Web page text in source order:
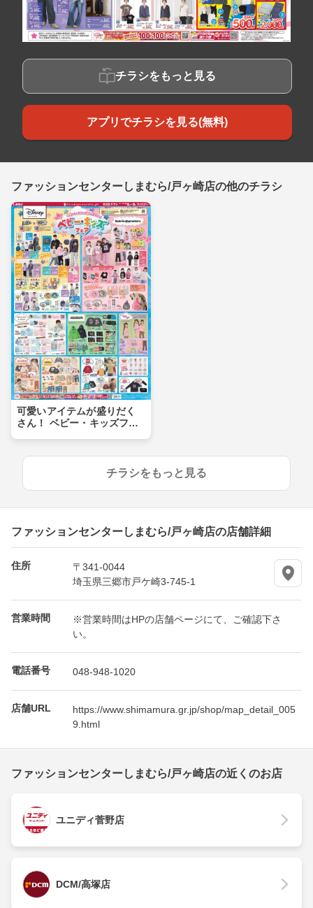
チラシをもっと見る
アプリでチラシを見る(無料)
ファッションセンターしまむら/戸ヶ崎店の他のチラシ
可愛いアイテムが盛りだく
さん！ ベビー・キッズフェ
チラシをもっと見る
ファッションセンターしまむら/戸ヶ崎店の店舗詳細
住所
〒341-0044
埼玉県三郷市戸ケ崎3-745-1
営業時間
※営業時間はHPの店舗ページにて、ご確認下さ
い。
電話番号 048-948-1020
店舗URL
https://www.shimamura.gr.jp/shop/map_detail_005
9.html
ファッションセンターしまむら/戸ヶ崎店の近くのお店
ユニディ菅野店
DCM/高塚店